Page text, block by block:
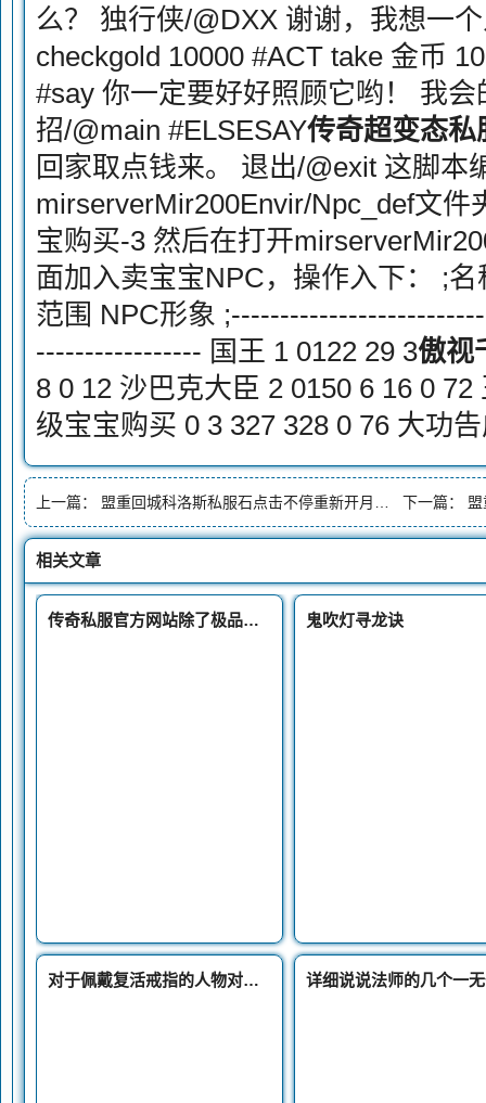
么？ 独行侠/@DXX 谢谢，我想一
checkgold 10000 #ACT take 金币
#say 你一定要好好照顾它哟！ 我
招/@main #ELSESAY传奇超变态私
回家取点钱来。 退出/@exit 这脚本
mirserverMir200Envir/Npc_def文件
宝购买-3 然后在打开
面加入卖宝宝NPC，操作入下： ;
范围 NPC形象
----------------- 国王 1 0122 29 3傲视
8 0 12 沙巴克大臣 2 0150 6 16 0
级宝宝购买 0 3 327 328 0 76 大功
上一篇： 盟重回城科洛斯私服石点击不停重新开月卡传奇复回城的问180飞龙版本题处理 下一篇： 盟
相关文章
传奇私服官方网站除了极品大勇以外还有四种高防御BOSS 鬼吹灯寻龙诀
对于佩戴复活戒指的人物对战平民玩家简直就是轻松无比完全无压力